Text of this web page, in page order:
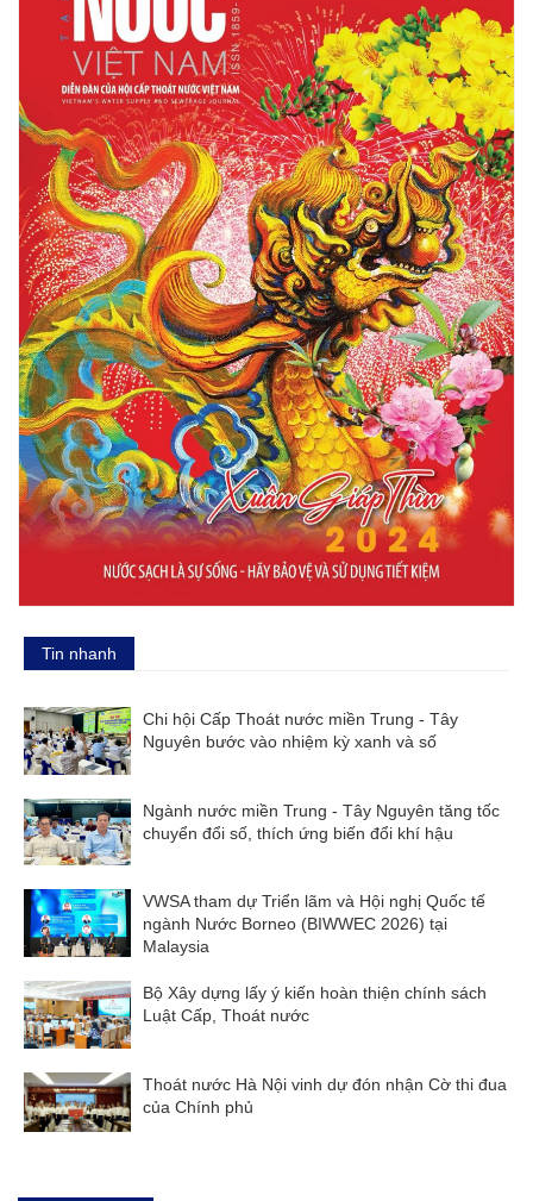
Tin nhanh
Chi hội Cấp Thoát nước miền Trung - Tây
Nguyên bước vào nhiệm kỳ xanh và số
Ngành nước miền Trung - Tây Nguyên tăng tốc
chuyển đổi số, thích ứng biến đổi khí hậu
VWSA tham dự Triển lãm và Hội nghị Quốc tế
ngành Nước Borneo (BIWWEC 2026) tại
Malaysia
Bộ Xây dựng lấy ý kiến hoàn thiện chính sách
Luật Cấp, Thoát nước
Thoát nước Hà Nội vinh dự đón nhận Cờ thi đua
của Chính phủ